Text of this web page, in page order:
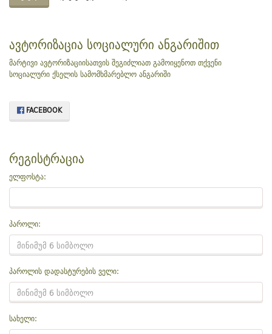
ავტორიზაცია სოციალური ანგარიშით
მარტივი ავტორიზაციისათვის შეგიძლიათ გამოიყენოთ თქვენი
სოციალური ქსელის სამომხმარებლო ანგარიში
FACEBOOK
რეგისტრაცია
ელფოსტა:
პაროლი:
პაროლის დადასტურების ველი:
სახელი: